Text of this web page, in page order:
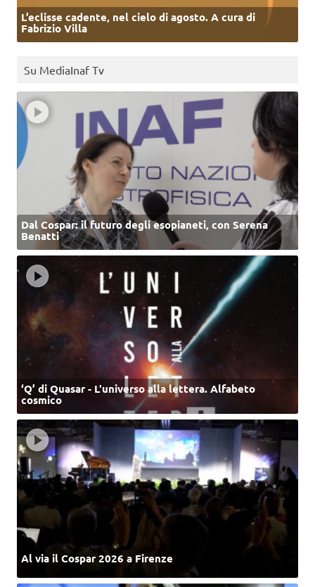
L’eclisse cadente, nel cielo di agosto. A cura di
Fabrizio Villa
Su MediaInaf Tv
Dal Cospar: il futuro degli esopianeti, con Serena
Benatti
‘Q’ di Quasar - L'universo alla lettera. Alfabeto
cosmico
Al via il Cospar 2026 a Firenze